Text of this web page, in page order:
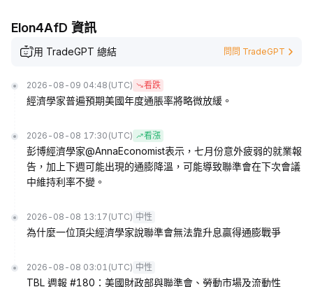
Elon4AfD 資訊
用 TradeGPT 總結 問問 TradeGPT
2026-08-09 04:48 (UTC) 看跌
經濟學家普遍預期美國年度通脹率將略微放緩。
2026-08-08 17:30 (UTC) 看漲
彭博經濟學家@AnnaEconomist表示，七月份意外疲弱的就業報
告，加上下週可能出現的通膨降溫，可能導致聯準會在下次會議
中維持利率不變。
2026-08-08 13:17 (UTC) 中性
為什麼一位頂尖經濟學家說聯準會無法靠升息贏得通膨戰爭
2026-08-08 03:01 (UTC) 中性
TBL 週報 #180：美國財政部與聯準會、勞動市場及流動性